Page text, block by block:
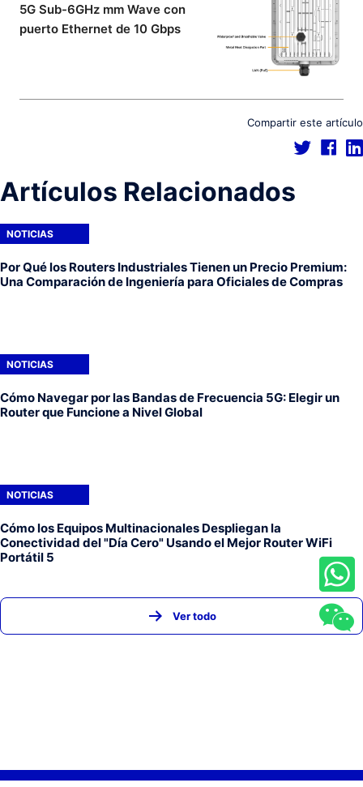
5G Sub-6GHz mm Wave con
puerto Ethernet de 10 Gbps
Compartir este artículo
Artículos Relacionados
NOTICIAS
Por Qué los Routers Industriales Tienen un Precio Premium:
Una Comparación de Ingeniería para Oficiales de Compras
NOTICIAS
Cómo Navegar por las Bandas de Frecuencia 5G: Elegir un
Router que Funcione a Nivel Global
NOTICIAS
Cómo los Equipos Multinacionales Despliegan la
Conectividad del "Día Cero" Usando el Mejor Router WiFi
Portátil 5
Ver todo